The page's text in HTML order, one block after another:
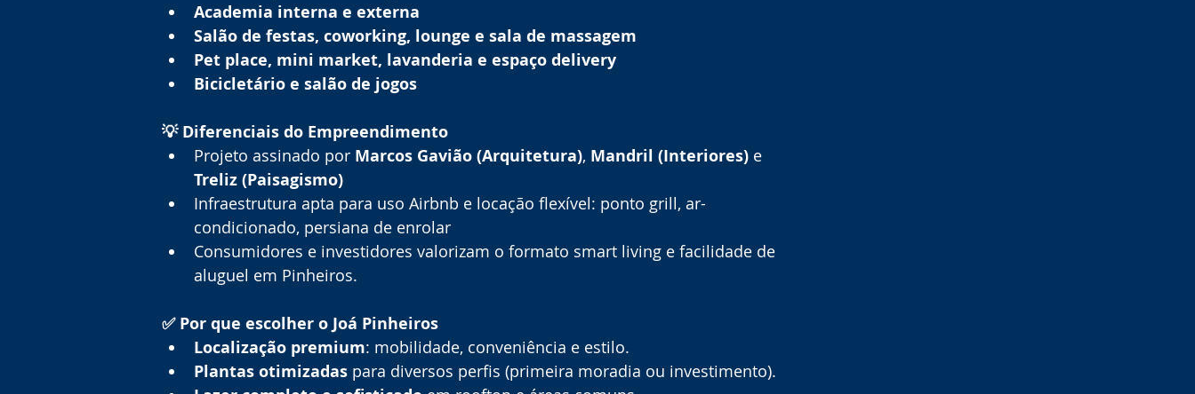
Academia interna e externa
Salão de festas, coworking, lounge e sala de massagem
Pet place, mini market, lavanderia e espaço delivery
Bicicletário e salão de jogos
💡 Diferenciais do Empreendimento
Projeto assinado por Marcos Gavião (Arquitetura), Mandril (Interiores) e
Treliz (Paisagismo)
Infraestrutura apta para uso Airbnb e locação flexível: ponto grill, ar-
condicionado, persiana de enrolar
Consumidores e investidores valorizam o formato smart living e facilidade de
aluguel em Pinheiros.
✅ Por que escolher o Joá Pinheiros
Localização premium: mobilidade, conveniência e estilo.
Plantas otimizadas para diversos perfis (primeira moradia ou investimento).